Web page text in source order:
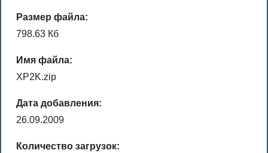
Размер файла:
798.63 Кб
Имя файла:
XP2K.zip
Дата добавления:
26.09.2009
Количество загрузок: